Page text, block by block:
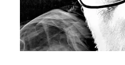
Kabarett & Comedy